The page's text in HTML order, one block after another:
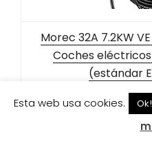
Morec 32A 7.2KW
Coches
(estándar
199,99
Esta web usa cookies. Ok!